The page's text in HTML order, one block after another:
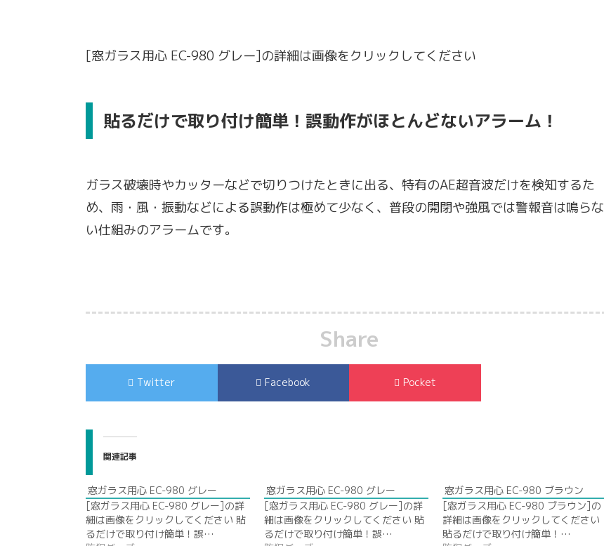
[窓ガラス用心 EC-980 グレー]の詳細は画像をクリックしてください
貼るだけで取り付け簡単！誤動作がほとんどないアラーム！
ガラス破壊時やカッターなどで切りつけたときに出る、特有のAE超音波だけを検知するた
め、雨・風・振動などによる誤動作は極めて少なく、普段の開閉や強風では警報音は鳴らな
い仕組みのアラームです。
Share
Twitter Facebook Pocket
関連記事
窓ガラス用心 EC-980 グレー
[窓ガラス用心 EC-980 グレー]の詳
細は画像をクリックしてください 貼
るだけで取り付け簡単！誤…
窓ガラス用心 EC-980 グレー
[窓ガラス用心 EC-980 グレー]の詳
細は画像をクリックしてください 貼
るだけで取り付け簡単！誤…
窓ガラス用心 EC-980 ブラウン
[窓ガラス用心 EC-980 ブラウン]の
詳細は画像をクリックしてください
貼るだけで取り付け簡単！…